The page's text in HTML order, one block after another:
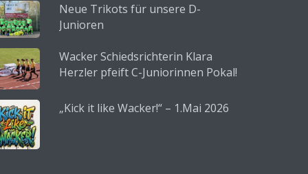
Neue Trikots für unsere D-
Junioren
Wacker Schiedsrichterin Klara
Herzler pfeift C-Juniorinnen Pokal!
„Kick it like Wacker!“ – 1.Mai 2026